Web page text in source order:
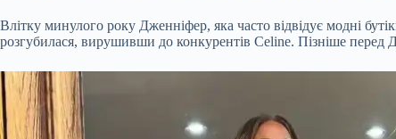
Влітку минулого року Дженніфер, яка часто відвідує модні
розгубилася, вирушивши до конкурентів Celine. Пізніше перед